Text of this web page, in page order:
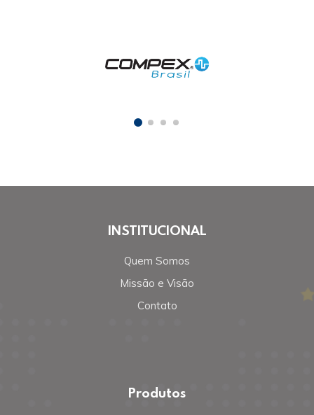
INSTITUCIONAL
Quem Somos
Missão e Visão
Contato
Produtos